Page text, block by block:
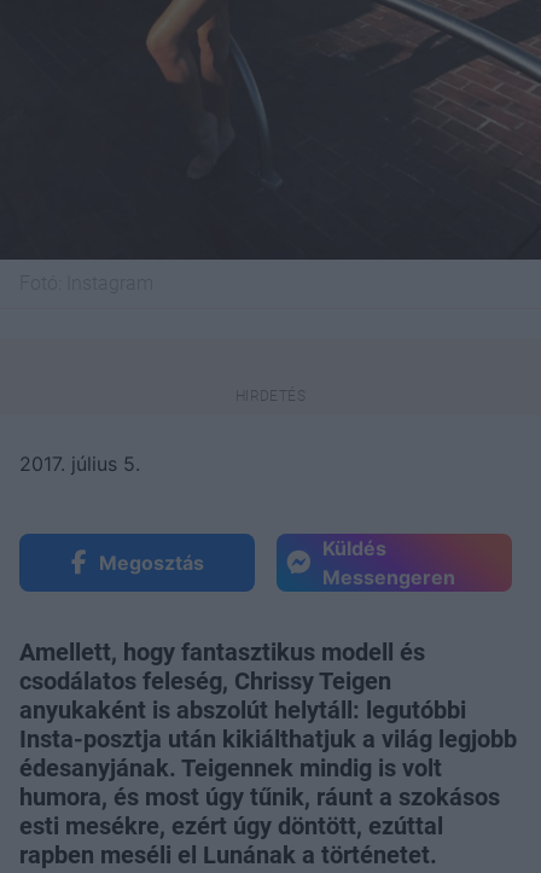
2017. július 5.
Megosztás
Küldés
Messengeren
Amellett, hogy fantasztikus modell és
csodálatos feleség, Chrissy Teigen
anyukaként is abszolút helytáll: legutóbbi
Insta-posztja után kikiálthatjuk a világ legjobb
édesanyjának. Teigennek mindig is volt
humora, és most úgy tűnik, ráunt a szokásos
esti mesékre, ezért úgy döntött, ezúttal
rapben meséli el Lunának a történetet.